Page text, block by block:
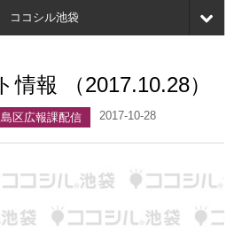
ココシル池袋
情報 （2017.10.28）
区広報課配信 2017-10-28